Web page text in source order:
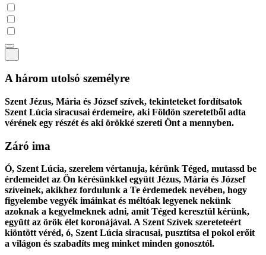
A három utolsó személyre
Szent Jézus, Mária és József szívek, tekinteteket fordítsatok
Szent Lúcia siracusai érdemeire, aki Földön szeretetből adta
vérének egy részét és aki örökké szereti Önt a mennyben.
Záró ima
Ó, Szent Lúcia, szerelem vértanuja, kérünk Téged, mutassd be
érdemeidet az Ön kérésünkkel együtt Jézus, Mária és József
szíveinek, akikhez fordulunk a Te érdemedek nevében, hogy
figyelembe vegyék imáinkat és méltóak legyenek nekünk
azoknak a kegyelmeknek adni, amit Téged keresztül kérünk,
együtt az örök élet koronájával. A Szent Szívek szereteteért
kiöntött véréd, ó, Szent Lúcia siracusai, pusztítsa el pokol erőit
a világon és szabadíts meg minket minden gonosztól.